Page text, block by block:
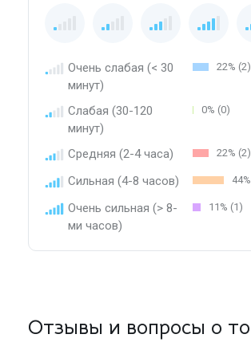
Очень слабая (< 30
минут)
22% (2)
Слабая (30-120
минут)
0% (0)
Средняя (2-4 часа) 22% (2)
Сильная (4-8 часов)
Очень сильная (> 8-
ми часов)
11% (1)
Отзывы и вопросы о